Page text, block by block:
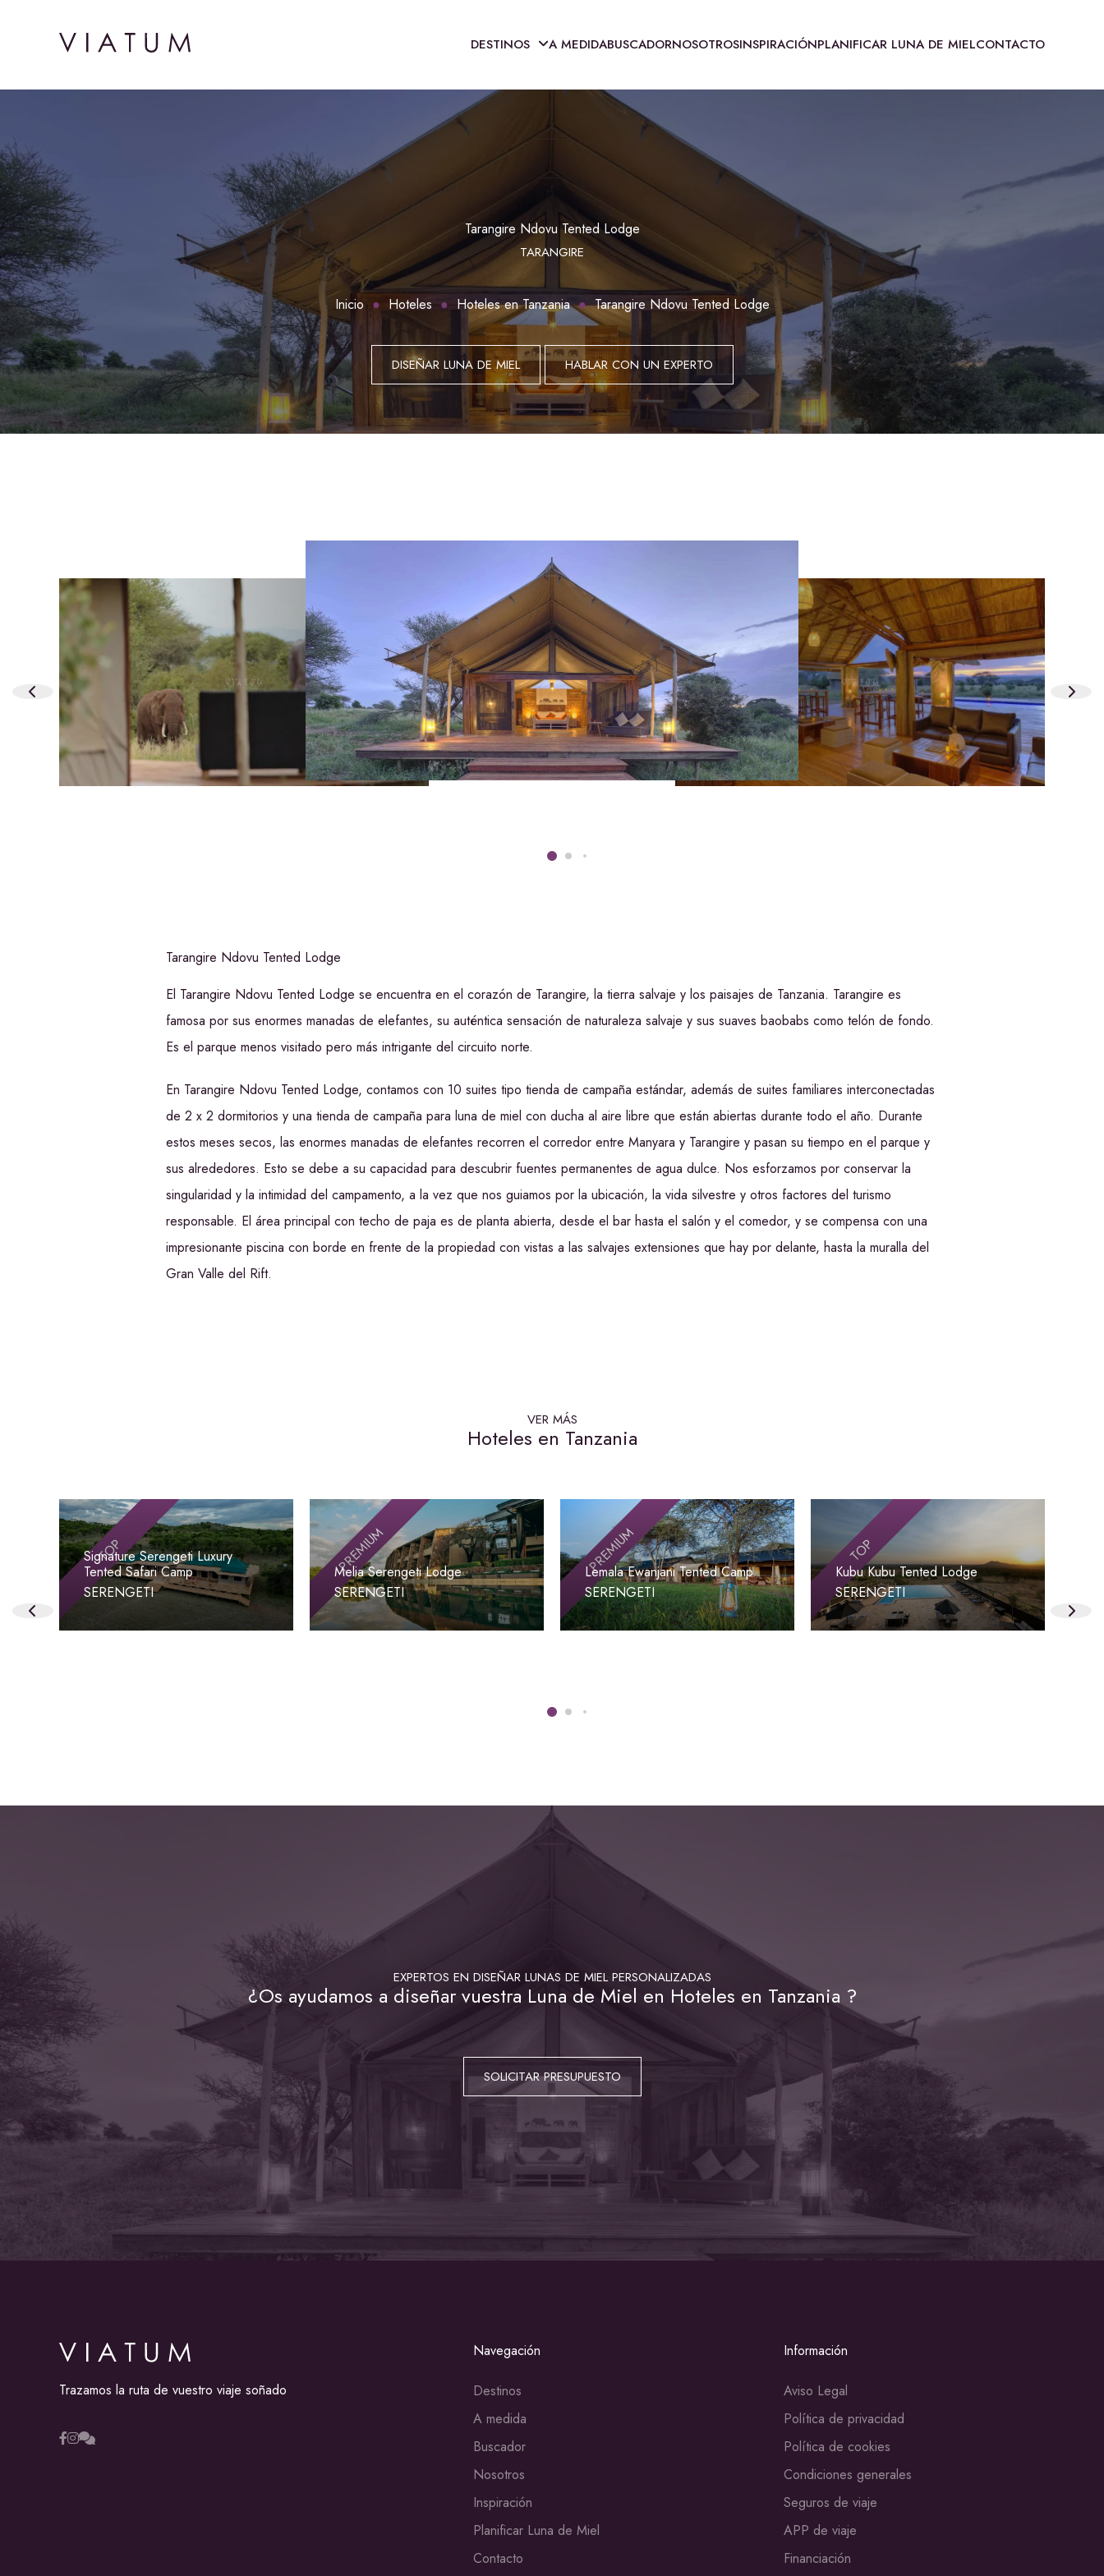
DESTINOS A MEDIDABUSCADORNOSOTROSINSPIRACIÓNPLANIFICAR LUNA DE MIELCONTACTO
Tarangire Ndovu Tented Lodge
TARANGIRE
Inicio Hoteles Hoteles en Tanzania Tarangire Ndovu Tented Lodge
DISEÑAR LUNA DE MIEL HABLAR CON UN EXPERTO
Tarangire Ndovu Tented Lodge
El Tarangire Ndovu Tented Lodge se encuentra en el corazón de Tarangire, la tierra salvaje y los paisajes de Tanzania. Tarangire es
famosa por sus enormes manadas de elefantes, su auténtica sensación de naturaleza salvaje y sus suaves baobabs como telón de fondo.
Es el parque menos visitado pero más intrigante del circuito norte.
En Tarangire Ndovu Tented Lodge, contamos con 10 suites tipo tienda de campaña estándar, además de suites familiares interconectadas
de 2 x 2 dormitorios y una tienda de campaña para luna de miel con ducha al aire libre que están abiertas durante todo el año. Durante
estos meses secos, las enormes manadas de elefantes recorren el corredor entre Manyara y Tarangire y pasan su tiempo en el parque y
sus alrededores. Esto se debe a su capacidad para descubrir fuentes permanentes de agua dulce. Nos esforzamos por conservar la
singularidad y la intimidad del campamento, a la vez que nos guiamos por la ubicación, la vida silvestre y otros factores del turismo
responsable. El área principal con techo de paja es de planta abierta, desde el bar hasta el salón y el comedor, y se compensa con una
impresionante piscina con borde en frente de la propiedad con vistas a las salvajes extensiones que hay por delante, hasta la muralla del
Gran Valle del Rift.
VER MÁS
Hoteles en Tanzania
TOP
Signature Serengeti Luxury
Tented Safari Camp
SERENGETI
PREMIUM
Melia Serengeti Lodge
SERENGETI
PREMIUM
Lemala Ewanjani Tented Camp
SERENGETI
TOP
Kubu Kubu Tented Lodge
SERENGETI
EXPERTOS EN DISEÑAR LUNAS DE MIEL PERSONALIZADAS
¿Os ayudamos a diseñar vuestra Luna de Miel en Hoteles en Tanzania ?
SOLICITAR PRESUPUESTO
Trazamos la ruta de vuestro viaje soñado
Navegación
Destinos
A medida
Buscador
Nosotros
Inspiración
Planificar Luna de Miel
Contacto
Información
Aviso Legal
Política de privacidad
Política de cookies
Condiciones generales
Seguros de viaje
APP de viaje
Financiación